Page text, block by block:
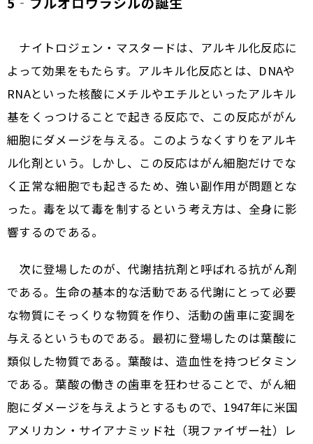
ナイトロジェン・マスタードは、アルキル化反応に
よって効果をもたらす。アルキル化反応とは、DNAや
RNAといった核酸にメチルやエチルといったアルキル
基をくっつけることで起きる反応で、この反応ががん
細胞にダメージを与える。このようなくすりをアルキ
ル化剤という。しかし、この反応はがん細胞だけでな
く正常な細胞でも起きるため、強い副作用が問題とな
った。毒を以て毒を制するという考え方は、全身に影
響するのである。
次に登場したのが、代謝拮抗剤と呼ばれる抗がん剤
である。生命の基本的な活動である代謝にとって必要
な物質にそっくりな物質を作り、活動の歯車に変調を
与えるというものである。最初に登場したのは葉酸に
類似した物質である。葉酸は、造血性を持つビタミン
である。葉酸の働きの歯車を狂わせることで、がん細
胞にダメージを与えようとするもので、1947年に米国
アメリカン・サイアナミッド社（現ファイザー社）レ